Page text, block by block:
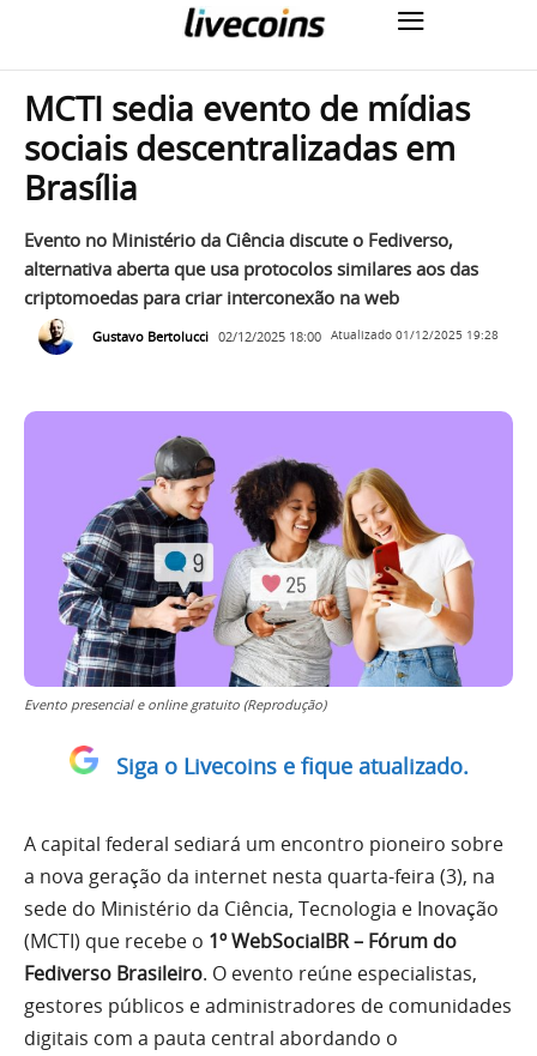
MCTI sedia evento de mídias
sociais descentralizadas em
Brasília
Evento no Ministério da Ciência discute o Fediverso,
alternativa aberta que usa protocolos similares aos das
criptomoedas para criar interconexão na web
Gustavo Bertolucci 02/12/2025 18:00 Atualizado 01/12/2025 19:28
Evento presencial e online gratuito (Reprodução)
Siga o Livecoins e fique atualizado.
A capital federal sediará um encontro pioneiro sobre
a nova geração da internet nesta quarta-feira (3), na
sede do Ministério da Ciência, Tecnologia e Inovação
(MCTI) que recebe o 1º WebSocialBR – Fórum do
Fediverso Brasileiro. O evento reúne especialistas,
gestores públicos e administradores de comunidades
digitais com a pauta central abordando o